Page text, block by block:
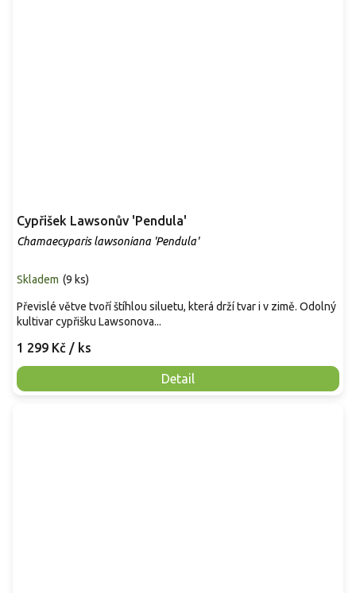
Cypřišek Lawsonův 'Pendula'
Chamaecyparis lawsoniana 'Pendula'
Skladem (9 ks)
1 299 Kč / ks
Detail
Převislé větve tvoří štíhlou siluetu, která drží tvar i v zimě. Odolný
kultivar cypřišku Lawsonova...